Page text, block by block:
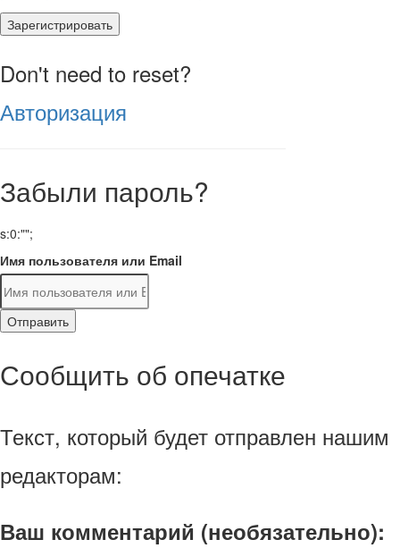
Зарегистрировать
Don't need to reset?
Авторизация
Забыли пароль?
s:0:"";
Имя пользователя или Email
Отправить
Сообщить об опечатке
Текст, который будет отправлен нашим
редакторам:
Ваш комментарий (необязательно):